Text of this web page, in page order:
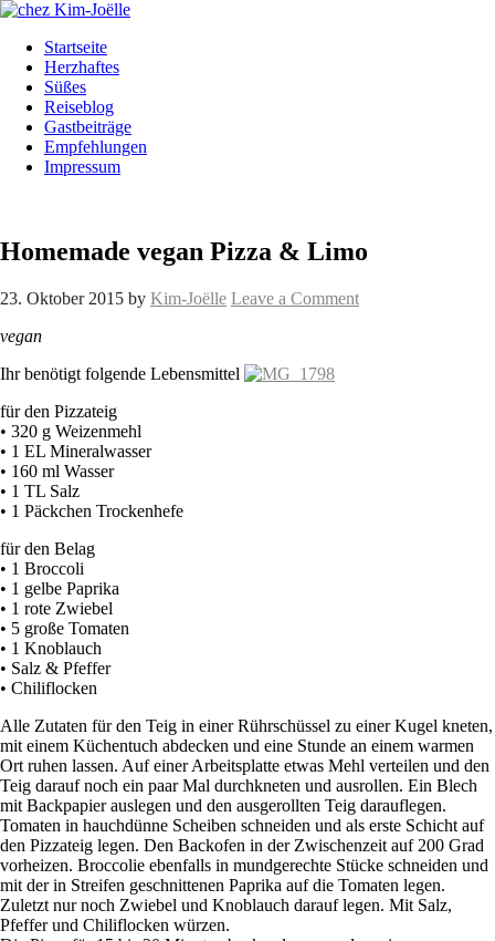
Startseite
Herzhaftes
Süßes
Reiseblog
Gastbeiträge
Empfehlungen
Impressum
Homemade vegan Pizza & Limo
23. Oktober 2015 by Kim-Joëlle Leave a Comment
vegan
Ihr benötigt folgende Lebensmittel
für den Pizzateig
• 320 g Weizenmehl
• 1 EL Mineralwasser
• 160 ml Wasser
• 1 TL Salz
• 1 Päckchen Trockenhefe
für den Belag
• 1 Broccoli
• 1 gelbe Paprika
• 1 rote Zwiebel
• 5 große Tomaten
• 1 Knoblauch
• Salz & Pfeffer
• Chiliflocken
Alle Zutaten für den Teig in einer Rührschüssel zu einer Kugel kneten,
mit einem Küchentuch abdecken und eine Stunde an einem warmen
Ort ruhen lassen. Auf einer Arbeitsplatte etwas Mehl verteilen und den
Teig darauf noch ein paar Mal durchkneten und ausrollen. Ein Blech
mit Backpapier auslegen und den ausgerollten Teig darauflegen.
Tomaten in hauchdünne Scheiben schneiden und als erste Schicht auf
den Pizzateig legen. Den Backofen in der Zwischenzeit auf 200 Grad
vorheizen. Broccolie ebenfalls in mundgerechte Stücke schneiden und
mit der in Streifen geschnittenen Paprika auf die Tomaten legen.
Zuletzt nur noch Zwiebel und Knoblauch darauf legen. Mit Salz,
Pfeffer und Chiliflocken würzen.